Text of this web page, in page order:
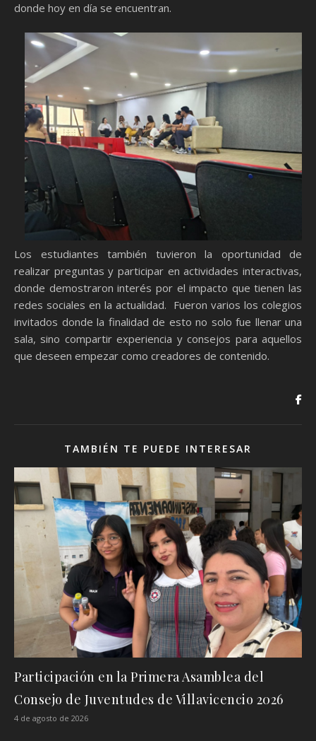
donde hoy en día se encuentran.
Los estudiantes también tuvieron la oportunidad de
realizar preguntas y participar en actividades interactivas,
donde demostraron interés por el impacto que tienen las
redes sociales en la actualidad. Fueron varios los colegios
invitados donde la finalidad de esto no solo fue llenar una
sala, sino compartir experiencia y consejos para aquellos
que deseen empezar como creadores de contenido.
TAMBIÉN TE PUEDE INTERESAR
Participación en la Primera Asamblea del
Consejo de Juventudes de Villavicencio 2026
4 de agosto de 2026